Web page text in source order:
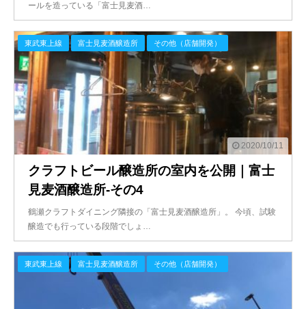
ールを造っている「富士見麦酒…
2020/10/11
東武東上線 富士見麦酒醸造所 その他（店舗開発）
クラフトビール醸造所の室内を公開｜富士
見麦酒醸造所-その4
鶴瀬クラフトダイニング隣接の「富士見麦酒醸造所」。 今頃、試験
醸造でも行っている段階でしょ…
東武東上線 富士見麦酒醸造所 その他（店舗開発）